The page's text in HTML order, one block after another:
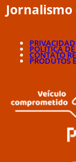
POLÍTICA DE
CONTATO
PRODUTOS